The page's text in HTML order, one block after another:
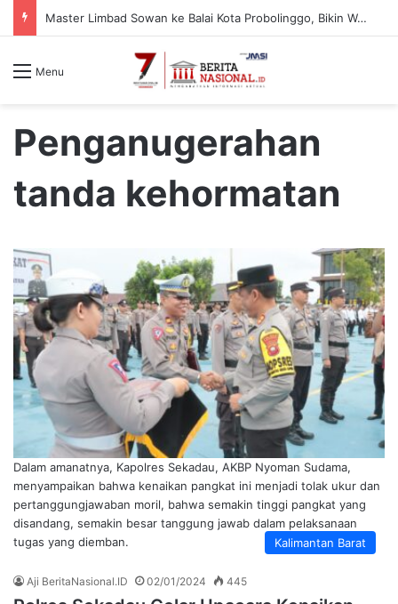
Master Limbad Sowan ke Balai Kota Probolinggo, Bikin Wali Kota Aminuddin Terpukau dengan Aksi Baca Pikiran
Menu
Penganugerahan
tanda kehormatan
Kalimantan Barat
Dalam amanatnya, Kapolres Sekadau, AKBP Nyoman Sudama,
menyampaikan bahwa kenaikan pangkat ini menjadi tolak ukur dan
pertanggungjawaban moril, bahwa semakin tinggi pangkat yang
disandang, semakin besar tanggung jawab dalam pelaksanaan
tugas yang diemban.
Aji BeritaNasional.ID 02/01/2024 445